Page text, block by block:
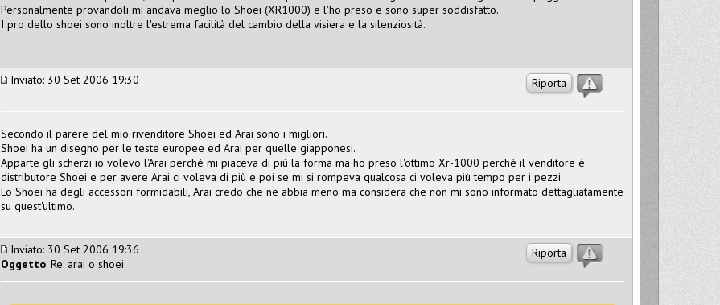
Personalmente provandoli mi andava meglio lo Shoei (XR1000) e l'ho preso e sono super soddisfatto.
I pro dello shoei sono inoltre l'estrema facilità del cambio della visiera e la silenziosità.
Riporta
Inviato: 30 Set 2006 19:30
Secondo il parere del mio rivenditore Shoei ed Arai sono i migliori.
Shoei ha un disegno per le teste europee ed Arai per quelle giapponesi.
Apparte gli scherzi io volevo l'Arai perchè mi piaceva di più la forma ma ho preso l'ottimo Xr-1000 perchè il venditore è
distributore Shoei e per avere Arai ci voleva di più e poi se mi si rompeva qualcosa ci voleva più tempo per i pezzi.
Lo Shoei ha degli accessori formidabili, Arai credo che ne abbia meno ma considera che non mi sono informato dettagliatamente
su quest'ultimo.
Riporta
Inviato: 30 Set 2006 19:36
Oggetto: Re: arai o shoei